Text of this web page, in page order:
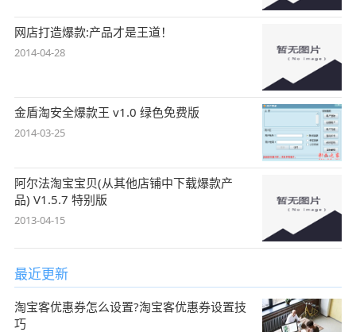
网店打造爆款:产品才是王道！
2014-04-28
金盾淘安全爆款王 v1.0 绿色免费版
2014-03-25
阿尔法淘宝宝贝(从其他店铺中下载爆款产
品) V1.5.7 特别版
2013-04-15
最近更新
淘宝客优惠券怎么设置?淘宝客优惠券设置技
巧